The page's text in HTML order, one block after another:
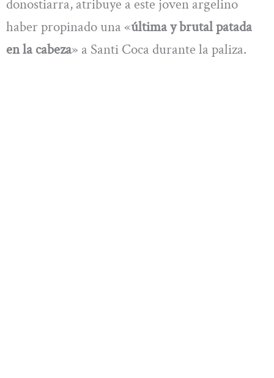
donostiarra, atribuye a este joven argelino
haber propinado una «última y brutal patada
en la cabeza» a Santi Coca durante la paliza.